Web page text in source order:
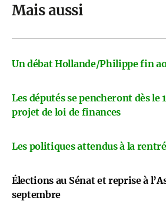
Mais aussi
Un débat Hollande/Philippe fin
Les députés se pencheront dès le
projet de loi de finances
Les politiques attendus à la
Élections au Sénat et reprise à
septembre